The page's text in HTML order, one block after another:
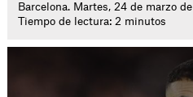
Barcelona. Martes, 24 de marzo
Tiempo de lectura: 2 minutos